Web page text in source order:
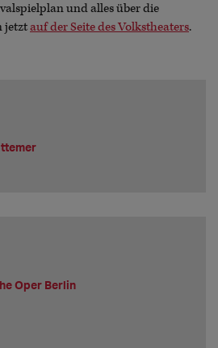
und alles über die
jetztauf der Seite des Volkstheaters.
Oper Berlin